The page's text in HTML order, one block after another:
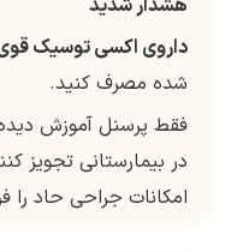
هشدار شدید
داروی اکسی توسیک
شده مصرف کنید.
فقط پرسنل آموزش
در بیمارستانی تجویز
امکانات جراحی حاد را